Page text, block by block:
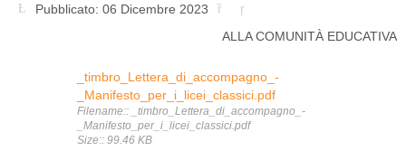
Pubblicato: 06 Dicembre 2023
ALLA COMUNITÀ EDUCATIVA
_timbro_Lettera_di_accompagno_-
_Manifesto_per_i_licei_classici.pdf
Filename:: _timbro_Lettera_di_accompagno_-
_Manifesto_per_i_licei_classici.pdf
Size:: 99.46 KB